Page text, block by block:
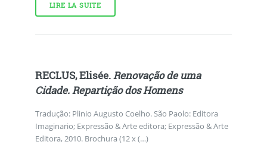
LIRE LA SUITE
RECLUS, Elisée.Renovação de uma
Cidade. Repartição dos Homens
Tradução: Plinio Augusto Coelho. São Paolo: Editora
Imaginario; Expressão & Arte editora; Expressão & Arte
Editora, 2010. Brochura (12 x (…)